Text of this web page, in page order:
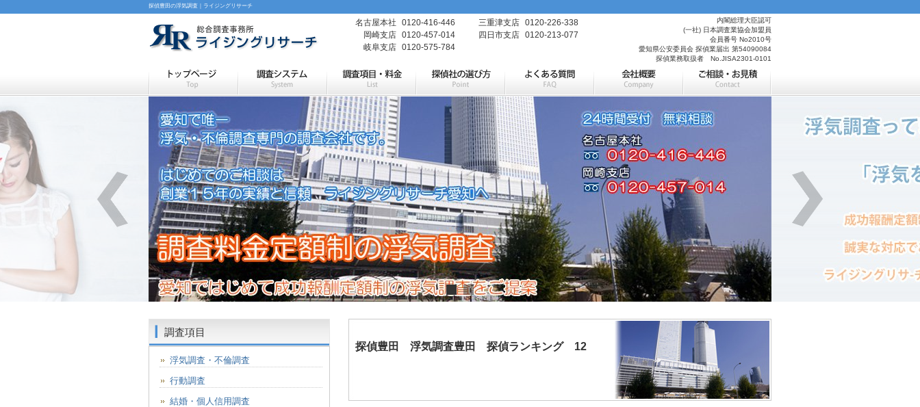
探偵豊田の浮気調査｜ライジングリサーチ
名古屋本社 0120-416-446 三重津支店 0120-226-338
岡崎支店 0120-457-014 四日市支店 0120-213-077
岐阜支店 0120-575-784
内閣総理大臣認可
(一社) 日本調査業協会加盟員
会員番号 No2010号
愛知県公安委員会 探偵業届出 第54090084
探偵業務取扱者 No.JISA2301-0101
探偵豊田 浮気調査豊田 探偵ランキング 12
調査項目
浮気調査・不倫調査
行動調査
結婚・個人信用調査